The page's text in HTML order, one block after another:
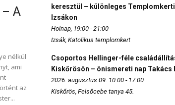
A
nélkül
ami
az
keresztül – különleges
Izsákon
Holnap, 19:00 - 21:00
Izsák, Katolikus templomkert
Csoportos Hellinger-féle
Kiskőrösön – önismereti nap Takács
2026. augusztus 09. 10:00 - 17:00
Kiskőrös, Felsőcebe tanya 45.